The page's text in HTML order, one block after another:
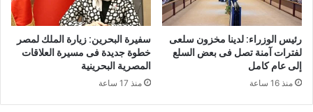
رئيس الوزراء: لدينا مخزون سلعى
لفترات آمنة تصل فى بعض السلع
إلى عام كامل
منذ 16 ساعة
سفيرة البحرين: زيارة الملك لمصر
خطوة جديدة فى مسيرة العلاقات
المصرية البحرينية
منذ 17 ساعة